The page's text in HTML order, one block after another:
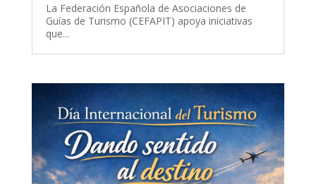
La Federación Española de Asociaciones de
Guías de Turismo (CEFAPIT) apoya iniciativas
que...